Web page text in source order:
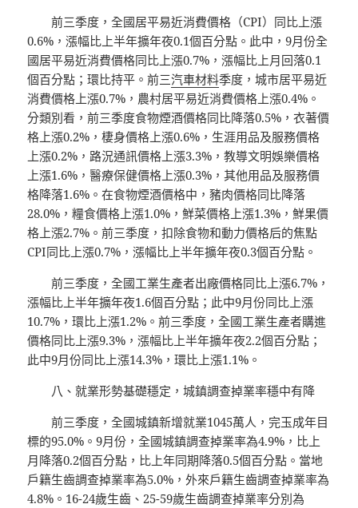
前三季度，全國居平易近消費價格（CPI）同比上漲
0.6%，漲幅比上半年擴年夜0.1個百分點。此中，9月份全
國居平易近消費價格同比上漲0.7%，漲幅比上月回落0.1
個百分點；環比持平。前三汽車材料季度，城市居平易近
消費價格上漲0.7%，農村居平易近消費價格上漲0.4%。
分類別看，前三季度食物煙酒價格同比降落0.5%，衣著價
格上漲0.2%，棲身價格上漲0.6%，生涯用品及服務價格
上漲0.2%，路況通訊價格上漲3.3%，教導文明娛樂價格
上漲1.6%，醫療保健價格上漲0.3%，其他用品及服務價
格降落1.6%。在食物煙酒價格中，豬肉價格同比降落
28.0%，糧食價格上漲1.0%，鮮菜價格上漲1.3%，鮮果價
格上漲2.7%。前三季度，扣除食物和動力價格后的焦點
CPI同比上漲0.7%，漲幅比上半年擴年夜0.3個百分點。
前三季度，全國工業生產者出廠價格同比上漲6.7%，
漲幅比上半年擴年夜1.6個百分點；此中9月份同比上漲
10.7%，環比上漲1.2%。前三季度，全國工業生產者購進
價格同比上漲9.3%，漲幅比上半年擴年夜2.2個百分點；
此中9月份同比上漲14.3%，環比上漲1.1%。
八、就業形勢基礎穩定，城鎮調查掉業率穩中有降
前三季度，全國城鎮新增就業1045萬人，完玉成年目
標的95.0%。9月份，全國城鎮調查掉業率為4.9%，比上
月降落0.2個百分點，比上年同期降落0.5個百分點。當地
戶籍生齒調查掉業率為5.0%，外來戶籍生齒調查掉業率為
4.8%。16-24歲生齒、25-59歲生齒調查掉業率分別為